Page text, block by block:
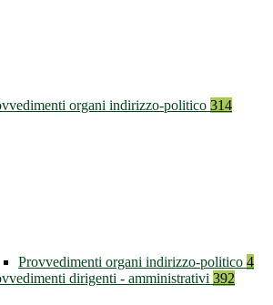
organi indirizzo-politico 314
Provvedimenti organi indirizzo-politico 4
dirigenti - amministrativi 392